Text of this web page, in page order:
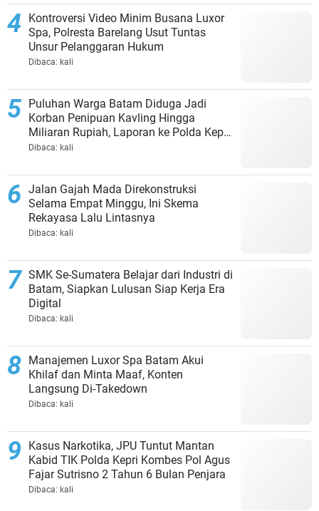
Kontroversi Video Minim Busana Luxor
Spa, Polresta Barelang Usut Tuntas
Unsur Pelanggaran Hukum
Dibaca: kali
Puluhan Warga Batam Diduga Jadi
Korban Penipuan Kavling Hingga
Miliaran Rupiah, Laporan ke Polda Kepri
Jalan di Tempat?
Dibaca: kali
Jalan Gajah Mada Direkonstruksi
Selama Empat Minggu, Ini Skema
Rekayasa Lalu Lintasnya
Dibaca: kali
SMK Se-Sumatera Belajar dari Industri di
Batam, Siapkan Lulusan Siap Kerja Era
Digital
Dibaca: kali
Manajemen Luxor Spa Batam Akui
Khilaf dan Minta Maaf, Konten
Langsung Di-Takedown
Dibaca: kali
Kasus Narkotika, JPU Tuntut Mantan
Kabid TIK Polda Kepri Kombes Pol Agus
Fajar Sutrisno 2 Tahun 6 Bulan Penjara
Dibaca: kali